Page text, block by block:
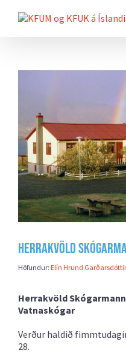
beint
Herrakvöld
Höfundur: Elín Hrund Garðarsdóttir
Herrakvöld
Vatnaskógar
Verður haldið
28.